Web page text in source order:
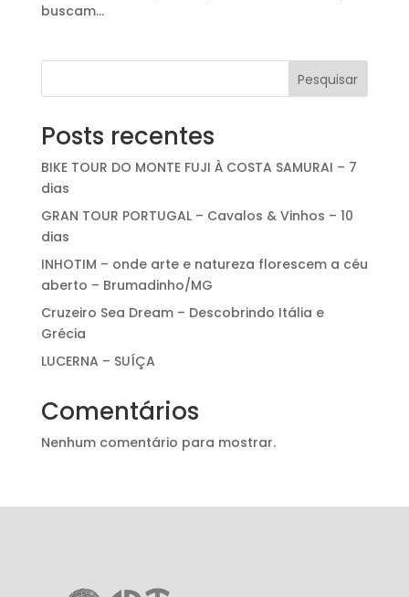
buscam...
Pesquisar
Posts recentes
BIKE TOUR DO MONTE FUJI À COSTA SAMURAI – 7
dias
GRAN TOUR PORTUGAL – Cavalos & Vinhos – 10
dias
INHOTIM – onde arte e natureza florescem a céu
aberto – Brumadinho/MG
Cruzeiro Sea Dream – Descobrindo Itália e
Grécia
LUCERNA – SUÍÇA
Comentários
Nenhum comentário para mostrar.